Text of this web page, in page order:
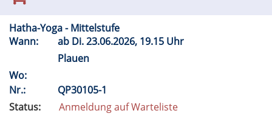
Hatha-Yoga - Mittelstufe
Wann:
ab Di.23.06.2026, 19.15 Uhr
Plauen
Wo:
Nr.:
QP30105-1
Status:
Anmeldung auf Warteliste